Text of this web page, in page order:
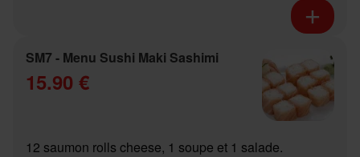
SM7 - Menu Sushi Maki Sashimi
15.90 €
12 saumon rolls cheese, 1 soupe et 1 salade.